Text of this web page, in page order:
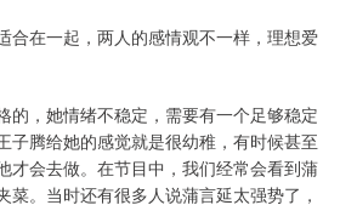
合在一起，两人的感情观不一样，理想爱
的，她情绪不稳定，需要有一个足够稳定
子腾给她的感觉就是很幼稚，有时候甚至
才会去做。在节目中，我们经常会看到蒲
菜。当时还有很多人说蒲言延太强势了，